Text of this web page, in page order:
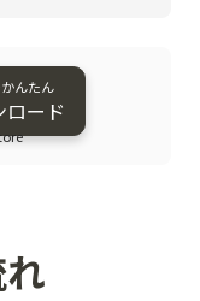
んたん
ード